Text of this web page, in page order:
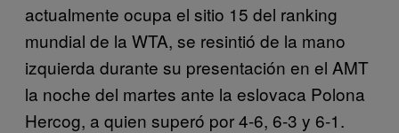
actualmente ocupa el sitio 15 del ranking
mundial de la WTA, se resintió de la mano
izquierda durante su presentación en el AMT
la noche del martes ante la eslovaca Polona
Hercog, a quien superó por 4-6, 6-3 y 6-1.